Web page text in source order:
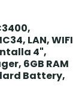
LAN, WIFI
4",
6GB RAM
Battery,